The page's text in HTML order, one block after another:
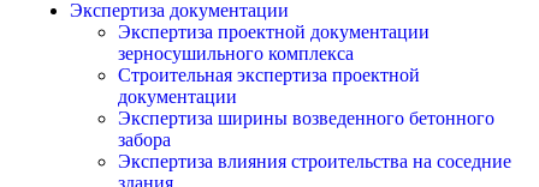
Экспертиза документации
Экспертиза проектной документации
зерносушильного комплекса
Строительная экспертиза проектной
документации
Экспертиза ширины возведенного бетонного
забора
Экспертиза влияния строительства на соседние
здания